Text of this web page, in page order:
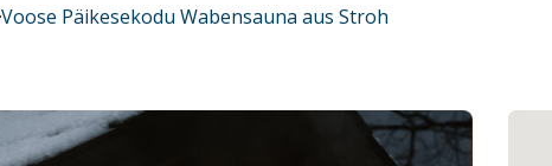
Voose Päikesekodu Wabensauna aus Stroh